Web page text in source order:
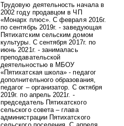
Трудовую деятельность начала в
2002 году продавцом в ЧП
«Монарх плюс». С февраля 2016г.
по сентябрь 2019г. - заведующая
Пятихатским сельским домом
культуры. С сентября 2017г. по
июнь 2021г. - занималась
преподавательской
деятельностью в МБОУ
«Пятихатская школа» - педагог
дополнительного образования,
педагог – организатор. С октября
2019г. по апрель 2021г. -
председатель Пятихатского
сельского совета – глава
администрации Пятихатского